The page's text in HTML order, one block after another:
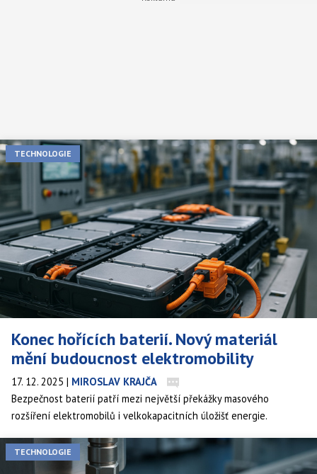
TECHNOLOGIE
Konec hořících baterií. Nový materiál
mění budoucnost elektromobility
17. 12. 2025 | MIROSLAV KRAJČA
Bezpečnost baterií patří mezi největší překážky masového
rozšíření elektromobilů i velkokapacitních úložišť energie.
obavy veřejnosti i průmyslu. Nový vědecký průlom však naznačuje,
že by se tato slabá místa mohla stát minulostí. Výzkumníci
TECHNOLOGIE